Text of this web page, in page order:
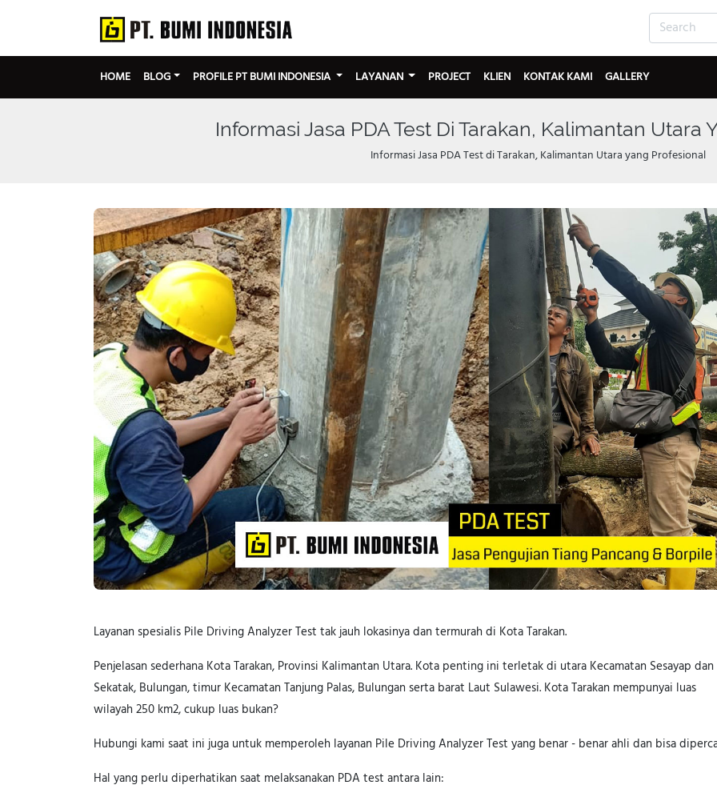
HOME BLOG PROFILE PT BUMI INDONESIA LAYANAN PROJECT KLIEN KONTAK KAMI GALLERY
Informasi Jasa PDA Test Di Tarakan, Kalimantan Utara
Informasi Jasa PDA Test di Tarakan, Kalimantan Utara yang Profesional
Layanan spesialis Pile Driving Analyzer Test tak jauh lokasinya dan termurah di Kota Tarakan.
Penjelasan sederhana Kota Tarakan, Provinsi Kalimantan Utara. Kota penting ini terletak di utara Kecamatan Sesayap dan
Sekatak, Bulungan, timur Kecamatan Tanjung Palas, Bulungan serta barat Laut Sulawesi. Kota Tarakan mempunyai luas
wilayah 250 km2, cukup luas bukan?
Hubungi kami saat ini juga untuk memperoleh layanan Pile Driving Analyzer Test yang benar - benar ahli dan bisa
Hal yang perlu diperhatikan saat melaksanakan PDA test antara lain: